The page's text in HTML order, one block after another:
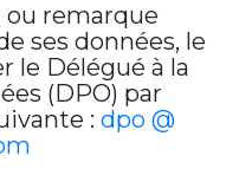
remarque
ses données, le
le Délégué à la
(DPO) par
: dpo @